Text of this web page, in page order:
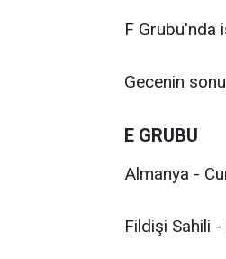
F Grubu'nda
Gecenin
E GRUBU
Almanya -
Fildişi Sahili